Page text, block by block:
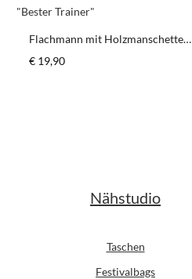
Flachmann mit Holzmanschette
Regulärer Preis:
€ 19,90
Nähstudio
Taschen
Festivalbags